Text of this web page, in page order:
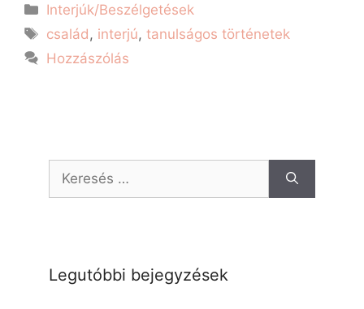
Interjúk/Beszélgetések
család , interjú,tanulságos történetek
Hozzászólás
Legutóbbi bejegyzések